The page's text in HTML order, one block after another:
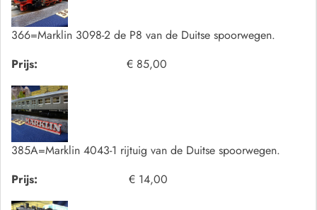
366=Marklin 3098-2 de P8 van de Duitse spoorwegen.
Prijs:
€ 85,00
385A=Marklin 4043-1 rijtuig van de Duitse spoorwegen.
Prijs:
€ 14,00